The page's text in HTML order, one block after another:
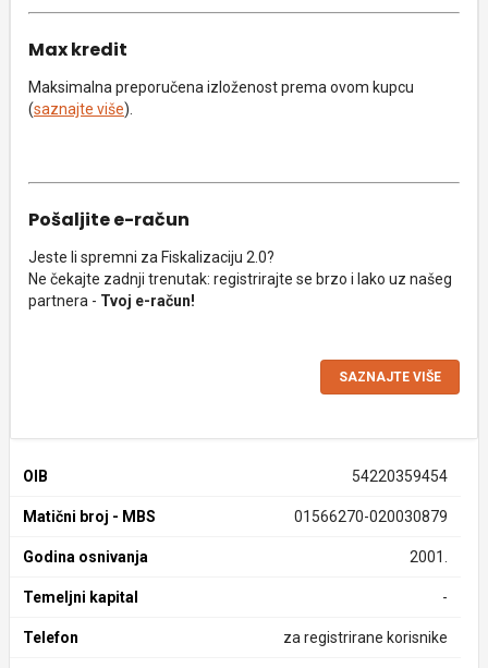
Max kredit
Maksimalna preporučena izloženost prema ovom kupcu
(saznajte više).
Pošaljite e-račun
Jeste li spremni za Fiskalizaciju 2.0?
Ne čekajte zadnji trenutak: registrirajte se brzo i lako uz našeg
partnera - Tvoj e-račun!
SAZNAJTE VIŠE
OIB 54220359454
Matični broj - MBS 01566270-020030879
Godina osnivanja 2001.
Temeljni kapital -
Telefon za registrirane korisnike